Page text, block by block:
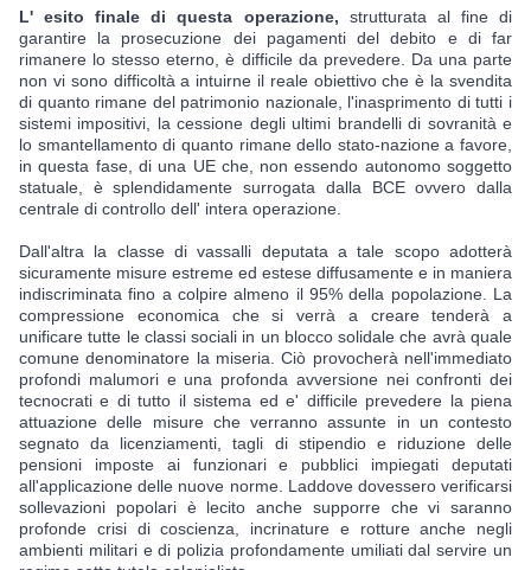
L' esito finale di questa operazione, strutturata al fine di
garantire la prosecuzione dei pagamenti del debito e di far
rimanere lo stesso eterno, è difficile da prevedere. Da una parte
non vi sono difficoltà a intuirne il reale obiettivo che è la svendita
di quanto rimane del patrimonio nazionale, l'inasprimento di tutti i
sistemi impositivi, la cessione degli ultimi brandelli di sovranità e
lo smantellamento di quanto rimane dello stato-nazione a favore,
in questa fase, di una UE che, non essendo autonomo soggetto
statuale, è splendidamente surrogata dalla BCE ovvero dalla
centrale di controllo dell' intera operazione.
Dall'altra la classe di vassalli deputata a tale scopo adotterà
sicuramente misure estreme ed estese diffusamente e in maniera
indiscriminata fino a colpire almeno il 95% della popolazione. La
compressione economica che si verrà a creare tenderà a
unificare tutte le classi sociali in un blocco solidale che avrà quale
comune denominatore la miseria. Ciò provocherà nell'immediato
profondi malumori e una profonda avversione nei confronti dei
tecnocrati e di tutto il sistema ed e' difficile prevedere la piena
attuazione delle misure che verranno assunte in un contesto
segnato da licenziamenti, tagli di stipendio e riduzione delle
pensioni imposte ai funzionari e pubblici impiegati deputati
all'applicazione delle nuove norme. Laddove dovessero verificarsi
sollevazioni popolari è lecito anche supporre che vi saranno
profonde crisi di coscienza, incrinature e rotture anche negli
ambienti militari e di polizia profondamente umiliati dal servire un